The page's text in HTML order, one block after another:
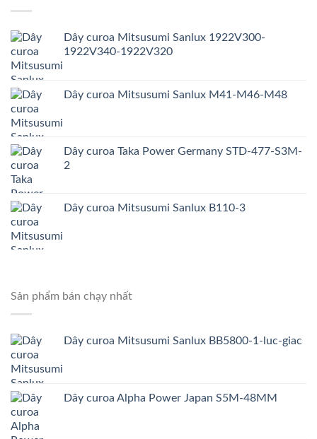
Dây curoa Mitsusumi Sanlux 1922V300-
1922V340-1922V320
Dây curoa Mitsusumi Sanlux M41-M46-M48
Dây curoa Taka Power Germany STD-477-S3M-
2
Dây curoa Mitsusumi Sanlux B110-3
Sản phẩm bán chạy nhất
Dây curoa Mitsusumi Sanlux BB5800-1-luc-giac
Dây curoa Alpha Power Japan S5M-48MM